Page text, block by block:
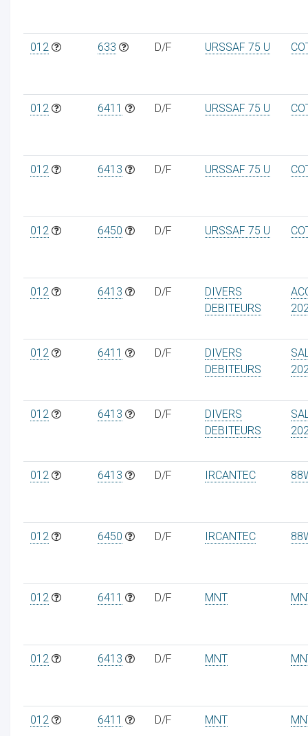
012 633 D/F URSSAF 75 U
012 6411 D/F URSSAF 75 U
012 6413 D/F URSSAF 75 U
012 6450 D/F URSSAF 75 U
012 6413 D/F
DIVERS
DEBITEURS
012 6411 D/F
DIVERS
DEBITEURS
012 6413 D/F
DIVERS
DEBITEURS
012 6413 D/F IRCANTEC
012 6450 D/F IRCANTEC
012 6411 D/F MNT
012 6413 D/F MNT
012 6411 D/F MNT